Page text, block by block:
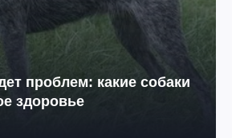
проблем: какие собаки
здоровье